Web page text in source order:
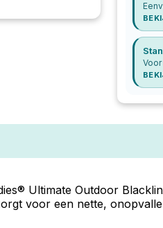
Ultimate Outdoor
voor een nette,